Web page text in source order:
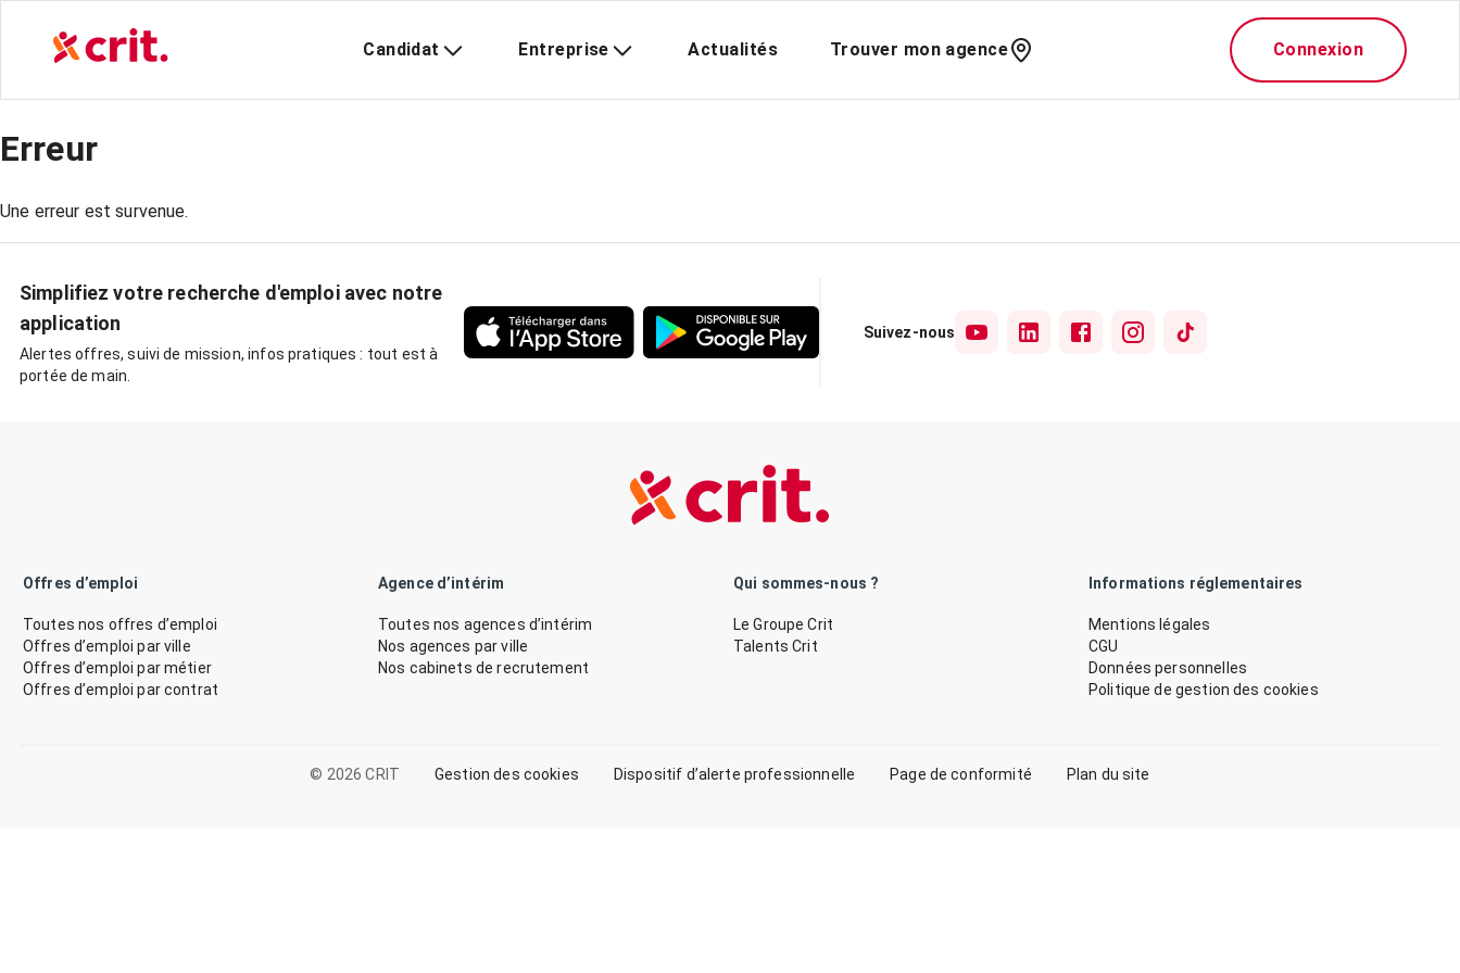
Candidat Entreprise Actualités Trouver mon agence Connexion
Erreur
Une erreur est survenue.
Simplifiez votre recherche d'emploi avec notre
application
Alertes offres, suivi de mission, infos pratiques : tout est à
portée de main.
Suivez-nous
Offres d’emploi
Toutes nos offres d’emploi
Offres d’emploi par ville
Offres d’emploi par métier
Offres d’emploi par contrat
Agence d’intérim
Toutes nos agences d’intérim
Nos agences par ville
Nos cabinets de recrutement
Qui sommes-nous ?
Le Groupe Crit
Talents Crit
Informations réglementaires
Mentions légales
CGU
Données personnelles
Politique de gestion des cookies
© 2026 CRIT Gestion des cookies Dispositif d’alerte professionnelle Page de conformité Plan du site